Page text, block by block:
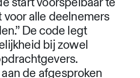
voor alle deelnemers
De code legt
bij zowel
de afgesproken